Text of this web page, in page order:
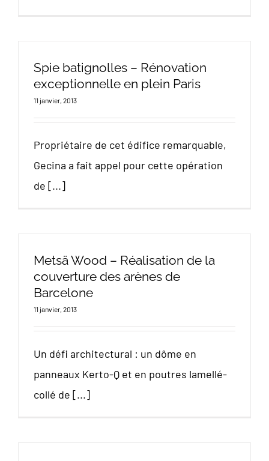
Spie batignolles – Rénovation
exceptionnelle en plein Paris
11 janvier, 2013
Propriétaire de cet édifice remarquable,
Gecina a fait appel pour cette opération
de [...]
Metsä Wood – Réalisation de la
couverture des arènes de
Barcelone
11 janvier, 2013
Un défi architectural : un dôme en
panneaux Kerto-Q et en poutres lamellé-
collé de [...]